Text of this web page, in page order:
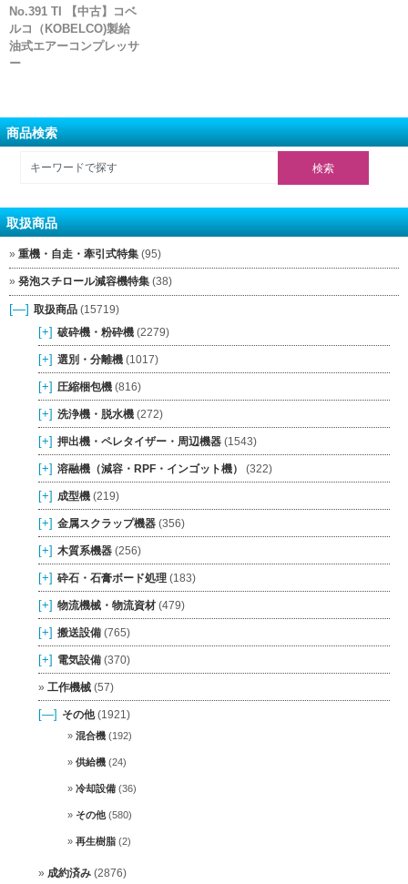
No.391 TI 【中古】コベ
ルコ（KOBELCO)製給
油式エアーコンプレッサ
ー
商品検索
取扱商品
重機・自走・牽引式特集 (95)
発泡スチロール減容機特集 (38)
[—] 取扱商品 (15719)
[+] 破砕機・粉砕機 (2279)
[+] 選別・分離機 (1017)
[+] 圧縮梱包機 (816)
[+] 洗浄機・脱水機 (272)
[+] 押出機・ペレタイザー・周辺機器 (1543)
[+] 溶融機（減容・RPF・インゴット機） (322)
[+] 成型機 (219)
[+] 金属スクラップ機器 (356)
[+] 木質系機器 (256)
[+] 砕石・石膏ボード処理 (183)
[+] 物流機械・物流資材 (479)
[+] 搬送設備 (765)
[+] 電気設備 (370)
工作機械 (57)
[—] その他(1921)
混合機 (192)
供給機 (24)
冷却設備 (36)
その他(580)
再生樹脂 (2)
成約済み (2876)